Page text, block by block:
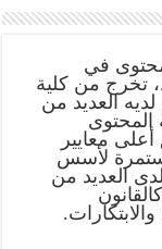
في
تخرج من كلية
العديد من
المحتوى
معايير
لأسس
العديد من